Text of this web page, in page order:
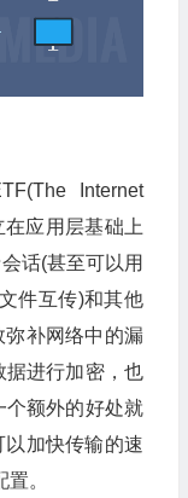
Internet
在应用层基础上
话(甚至可以用
件互传)和其他
弥补网络中的漏
据进行加密，也
个额外的好处就
加快传输的速
。